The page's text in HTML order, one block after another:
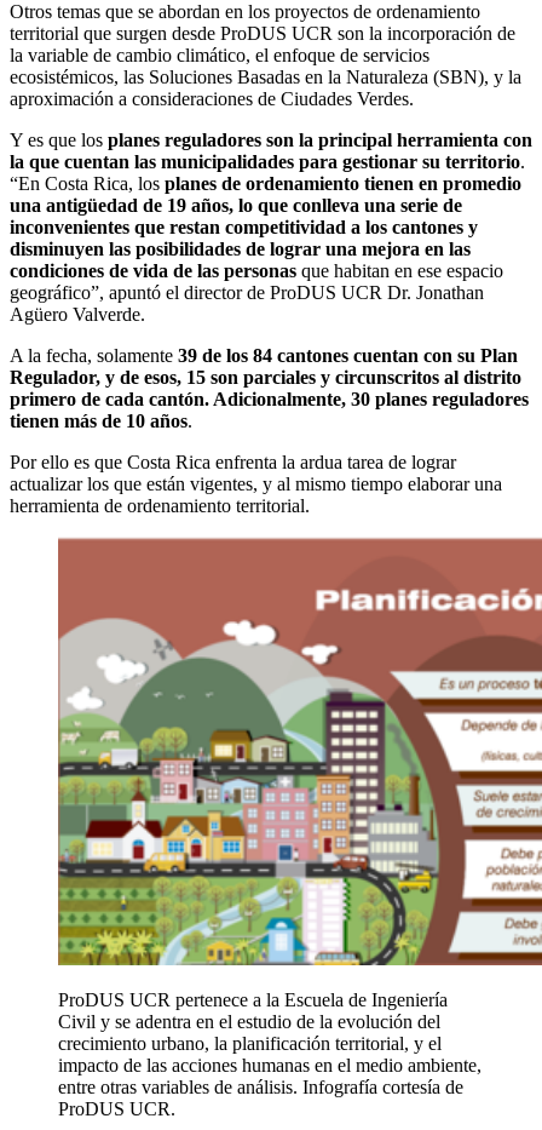
Otros temas que se abordan en los proyectos de ordenamiento
territorial que surgen desde ProDUS UCR son la incorporación de
la variable de cambio climático, el enfoque de servicios
ecosistémicos, las Soluciones Basadas en la Naturaleza (SBN), y la
aproximación a consideraciones de Ciudades Verdes.
Y es que los planes reguladores son la principal herramienta con
la que cuentan las municipalidades para gestionar su territorio.
“En Costa Rica, los planes de ordenamiento tienen en promedio
una antigüedad de 19 años, lo que conlleva una serie de
inconvenientes que restan competitividad a los cantones y
disminuyen las posibilidades de lograr una mejora en las
condiciones de vida de las personas que habitan en ese espacio
geográfico”, apuntó el director de ProDUS UCR Dr. Jonathan
Agüero Valverde.
A la fecha, solamente 39 de los 84 cantones cuentan con su Plan
Regulador, y de esos, 15 son parciales y circunscritos al distrito
primero de cada cantón. Adicionalmente, 30 planes reguladores
tienen más de 10 años.
Por ello es que Costa Rica enfrenta la ardua tarea de lograr
actualizar los que están vigentes, y al mismo tiempo elaborar una
herramienta de ordenamiento territorial.
ProDUS UCR pertenece a la Escuela de Ingeniería
Civil y se adentra en el estudio de la evolución del
crecimiento urbano, la planificación territorial, y el
impacto de las acciones humanas en el medio ambiente,
entre otras variables de análisis. Infografía cortesía de
ProDUS UCR.